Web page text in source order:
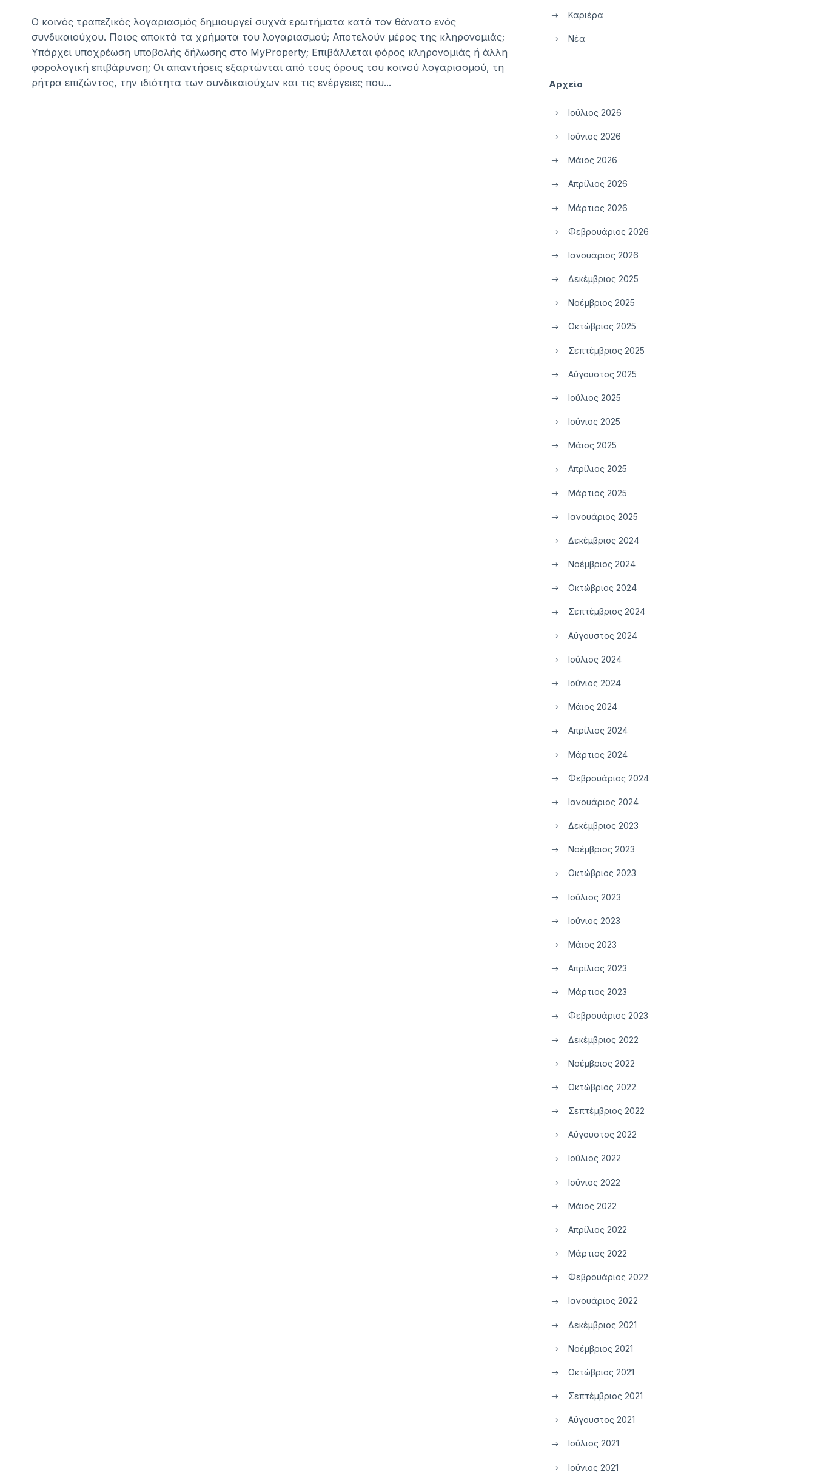
Ο κοινός τραπεζικός λογαριασμός δημιουργεί συχνά ερωτήματα κατά τον θάνατο ενός
συνδικαιούχου. Ποιος αποκτά τα χρήματα του λογαριασμού; Αποτελούν μέρος της κληρονομιάς;
Υπάρχει υποχρέωση υποβολής δήλωσης στο MyProperty; Επιβάλλεται φόρος κληρονομιάς ή άλλη
φορολογική επιβάρυνση; Οι απαντήσεις εξαρτώνται από τους όρους του κοινού λογαριασμού, τη
ρήτρα επιζώντος, την ιδιότητα των συνδικαιούχων και τις ενέργειες που...
Καριέρα
Νέα
Αρχείο
Ιούλιος 2026
Ιούνιος 2026
Μάιος 2026
Απρίλιος 2026
Μάρτιος 2026
Φεβρουάριος 2026
Ιανουάριος 2026
Δεκέμβριος 2025
Νοέμβριος 2025
Οκτώβριος 2025
Σεπτέμβριος 2025
Αύγουστος 2025
Ιούλιος 2025
Ιούνιος 2025
Μάιος 2025
Απρίλιος 2025
Μάρτιος 2025
Ιανουάριος 2025
Δεκέμβριος 2024
Νοέμβριος 2024
Οκτώβριος 2024
Σεπτέμβριος 2024
Αύγουστος 2024
Ιούλιος 2024
Ιούνιος 2024
Μάιος 2024
Απρίλιος 2024
Μάρτιος 2024
Φεβρουάριος 2024
Ιανουάριος 2024
Δεκέμβριος 2023
Νοέμβριος 2023
Οκτώβριος 2023
Ιούλιος 2023
Ιούνιος 2023
Μάιος 2023
Απρίλιος 2023
Μάρτιος 2023
Φεβρουάριος 2023
Δεκέμβριος 2022
Νοέμβριος 2022
Οκτώβριος 2022
Σεπτέμβριος 2022
Αύγουστος 2022
Ιούλιος 2022
Ιούνιος 2022
Μάιος 2022
Απρίλιος 2022
Μάρτιος 2022
Φεβρουάριος 2022
Ιανουάριος 2022
Δεκέμβριος 2021
Νοέμβριος 2021
Οκτώβριος 2021
Σεπτέμβριος 2021
Αύγουστος 2021
Ιούλιος 2021
Ιούνιος 2021